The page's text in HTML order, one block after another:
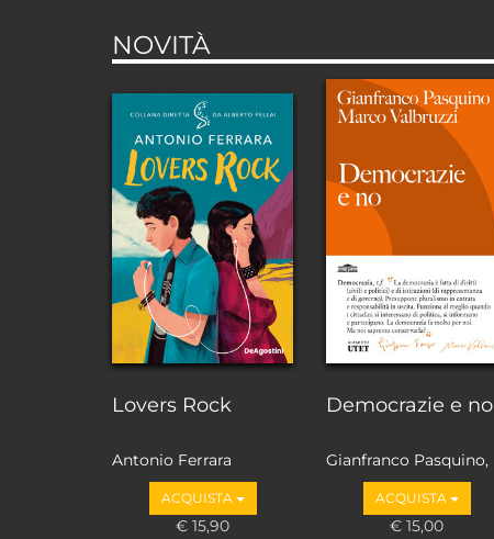
NOVITÀ
Lovers Rock
Antonio Ferrara
ACQUISTA
€ 15,90
Democrazie e no
Gianfranco Pasquino,
Marco Valbruzzi
ACQUISTA
€ 15,00